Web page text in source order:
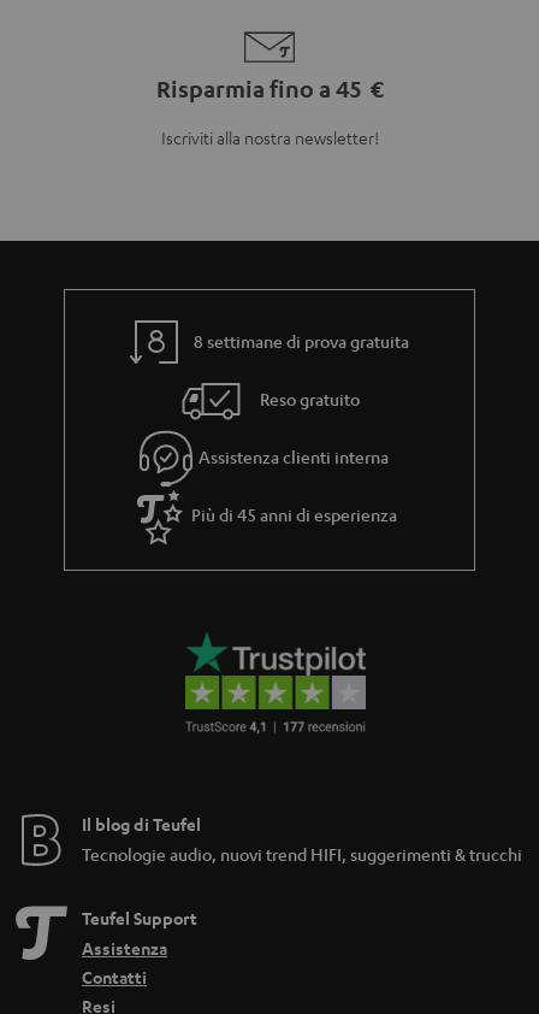
Risparmia fino a 45 €
Iscriviti alla nostra newsletter!
8 settimane di prova gratuita
Reso gratuito
Assistenza clienti interna
Più di 45 anni di esperienza
Il blog di Teufel
Tecnologie audio, nuovi trend HIFI, suggerimenti & trucchi
Teufel Support
Assistenza
Contatti
Resi